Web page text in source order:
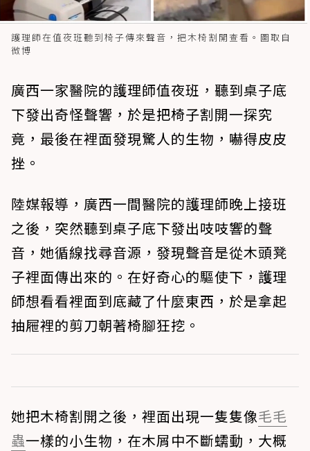
護理師在值夜班聽到椅子傳來聲音，把木椅割開查看。圖取自
微博
廣西一家醫院的護理師值夜班，聽到桌子底
下發出奇怪聲響，於是把椅子割開一探究
竟，最後在裡面發現驚人的生物，嚇得皮皮
挫。
陸媒報導，廣西一間醫院的護理師晚上接班
之後，突然聽到桌子底下發出吱吱響的聲
音，她循線找尋音源，發現聲音是從木頭凳
子裡面傳出來的。在好奇心的驅使下，護理
師想看看裡面到底藏了什麼東西，於是拿起
抽屜裡的剪刀朝著椅腳狂挖。
她把木椅割開之後，裡面出現一隻隻像毛毛
蟲一樣的小生物，在木屑中不斷蠕動，大概